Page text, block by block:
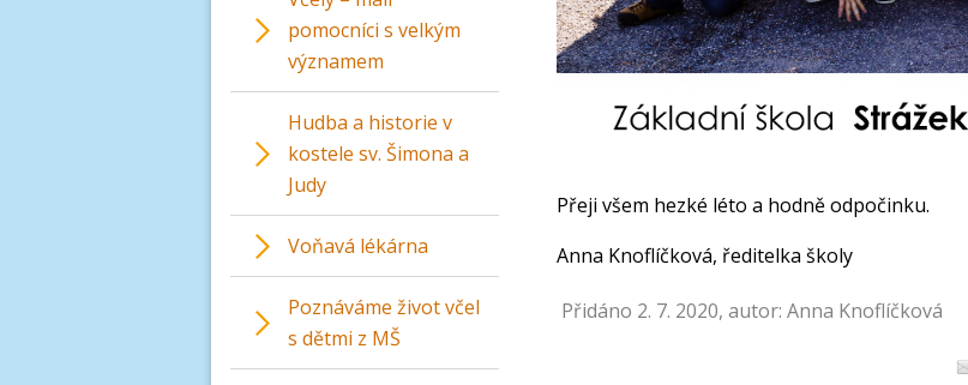
Přeji všem hezké léto a hodně odpočinku.
Anna Knoflíčková, ředitelka školy
Přidáno 2. 7. 2020, autor: Anna Knoflíčková
pomocníci s velkým
významem
Hudba a historie v
kostele sv. Šimona a
Judy
Voňavá lékárna
Poznáváme život včel
s dětmi z MŠ